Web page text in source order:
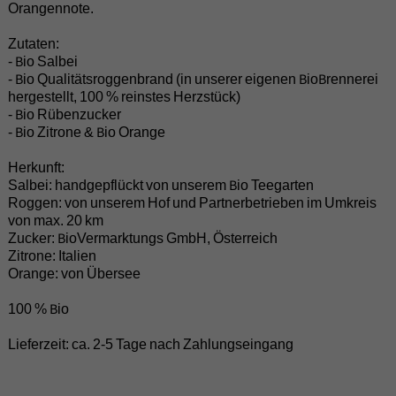
Orangennote.
Zutaten:
- Bio Salbei
- Bio Qualitätsroggenbrand (in unserer eigenen BioBrennerei
hergestellt, 100 % reinstes Herzstück)
- Bio Rübenzucker
- Bio Zitrone & Bio Orange
Herkunft:
Salbei: handgepflückt von unserem Bio Teegarten
Roggen: von unserem Hof und Partnerbetrieben im Umkreis
von max. 20 km
Zucker: BioVermarktungs GmbH, Österreich
Zitrone: Italien
Orange: von Übersee
100 % Bio
Lieferzeit: ca. 2-5 Tage nach Zahlungseingang